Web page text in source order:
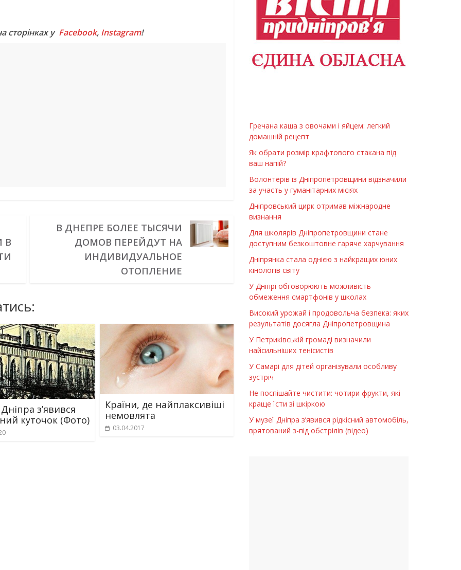
сторінках у Facebook, Instagram!
В
В ДНЕПРЕ БОЛЕЕ ТЫСЯЧИ
ДОМОВ ПЕРЕЙДУТ НА
ИНДИВИДУАЛЬНОЕ
ОТОПЛЕНИЕ
з’явився
куточок (Фото)
Країни, де найплаксивіші
немовлята
03.04.2017
Гречана каша з овочами і яйцем: легкий
домашній рецепт
Як обрати розмір крафтового стакана під
ваш напій?
Волонтерів із Дніпропетровщини відзначили
за участь у гуманітарних місіях
Дніпровський цирк отримав міжнародне
визнання
Для школярів Дніпропетровщини стане
доступним безкоштовне гаряче харчування
Дніпрянка стала однією з найкращих юних
кінологів світу
У Дніпрі обговорюють можливість
обмеження смартфонів у школах
Високий урожай і продовольча безпека: яких
результатів досягла Дніпропетровщина
У Петриківській громаді визначили
найсильніших тенісистів
У Самарі для дітей організували особливу
зустріч
Не поспішайте чистити: чотири фрукти, які
краще їсти зі шкіркою
У музеї Дніпра з’явився рідкісний автомобіль,
врятований з-під обстрілів (відео)